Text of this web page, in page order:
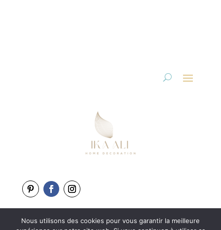
Copyright 2025-2026
Nous utilisons des cookies pour vous garantir la meilleure